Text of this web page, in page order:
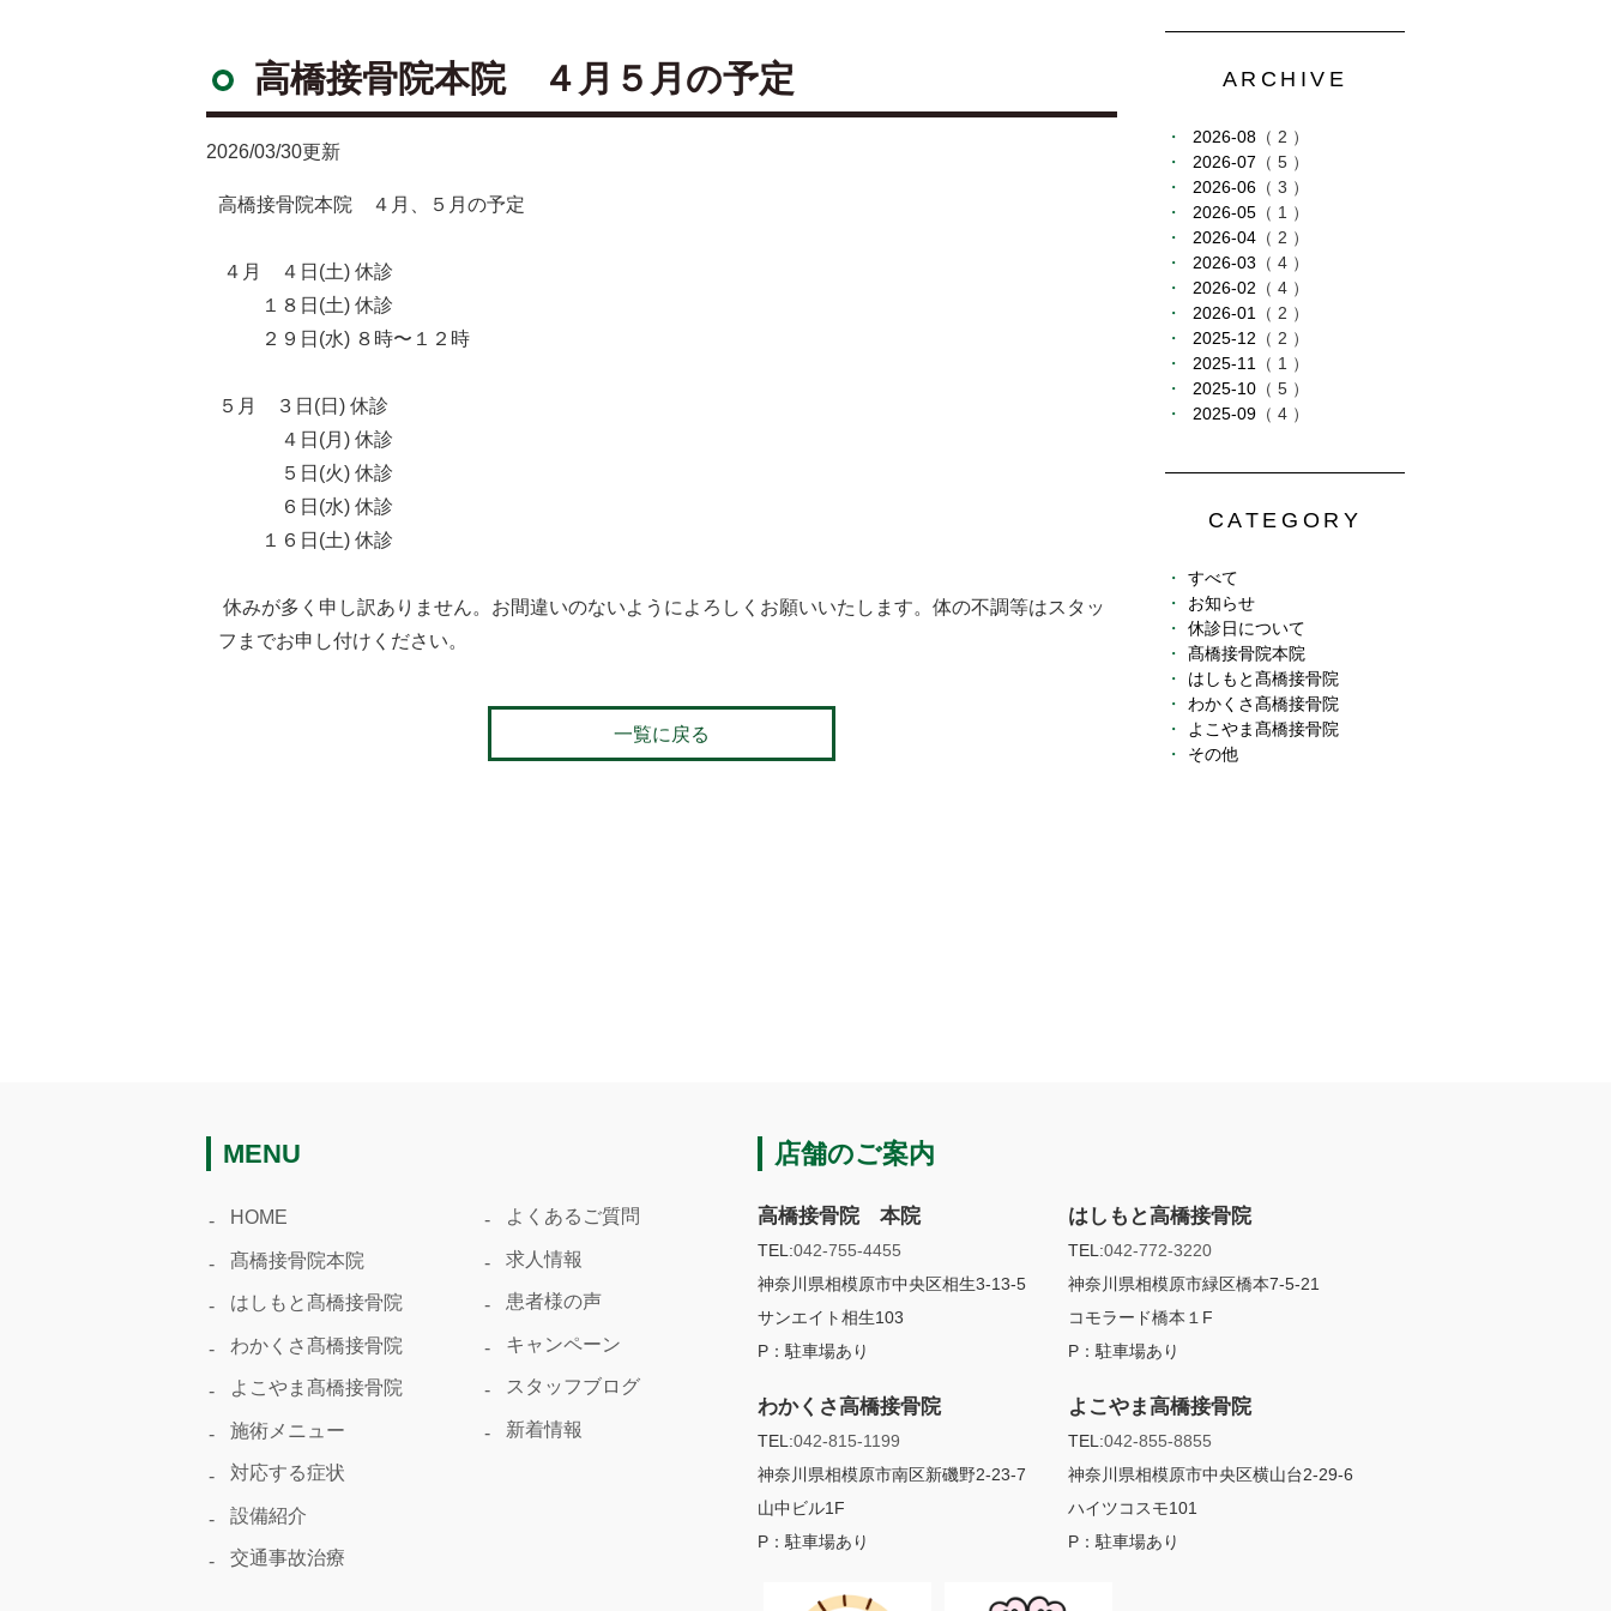
高橋接骨院本院 ４月５月の予定
2026/03/30更新
高橋接骨院本院 ４月、５月の予定
４月 ４日(土) 休診
１８日(土) 休診
２９日(水) ８時〜１２時
５月 ３日(日) 休診
４日(月) 休診
５日(火) 休診
６日(水) 休診
１６日(土) 休診
休みが多く申し訳ありません。お間違いのないようによろしくお願いいたします。体の不調等はスタッ
フまでお申し付けください。
一覧に戻る
ARCHIVE
2026-08 （ 2 ）
2026-07 （ 5 ）
2026-06 （ 3 ）
2026-05 （ 1 ）
2026-04 （ 2 ）
2026-03 （ 4 ）
2026-02 （ 4 ）
2026-01
（ 2 ）
2025-12 （ 2 ）
2025-11
（ 1 ）
2025-10 （ 5 ）
2025-09 （ 4 ）
CATEGORY
すべて
お知らせ
休診日について
髙橋接骨院本院
はしもと髙橋接骨院
わかくさ髙橋接骨院
よこやま髙橋接骨院
その他
MENU
HOME
髙橋接骨院本院
はしもと髙橋接骨院
わかくさ髙橋接骨院
よこやま髙橋接骨院
施術メニュー
対応する症状
設備紹介
交通事故治療
よくあるご質問
求人情報
患者様の声
キャンペーン
スタッフブログ
新着情報
店舗のご案内
高橋接骨院 本院
TEL:042-755-4455
神奈川県相模原市中央区相生3-13-5
サンエイト相生103
P：駐車場あり
はしもと高橋接骨院
TEL:042-772-3220
神奈川県相模原市緑区橋本7-5-21
コモラード橋本１F
P：駐車場あり
わかくさ高橋接骨院
TEL:042-815-1199
神奈川県相模原市南区新磯野2-23-7
山中ビル1F
P：駐車場あり
よこやま高橋接骨院
TEL:042-855-8855
神奈川県相模原市中央区横山台2-29-6
ハイツコスモ101
P：駐車場あり